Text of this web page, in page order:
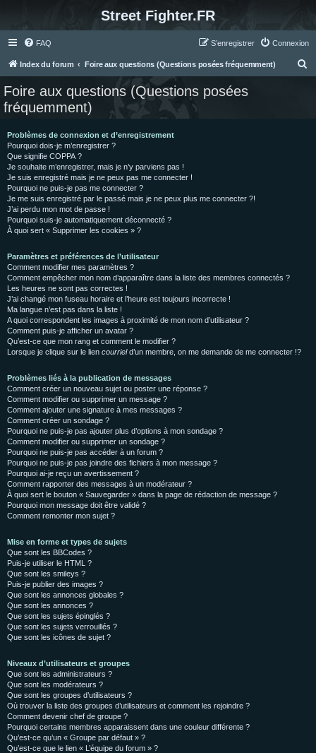
Street Fighter.FR
FAQ Connexion
S’enregistrer
Index du forum Foire aux questions (Questions posées fréquemment)
Foire aux questions (Questions posées
fréquemment)
Problèmes de connexion et d’enregistrement
Pourquoi dois-je m’enregistrer ?
Que signifie COPPA ?
Je souhaite m’enregistrer, mais je n’y parviens pas !
Je suis enregistré mais je ne peux pas me connecter !
Pourquoi ne puis-je pas me connecter ?
Je me suis enregistré par le passé mais je ne peux plus me connecter ?!
J’ai perdu mon mot de passe !
Pourquoi suis-je automatiquement déconnecté ?
À quoi sert « Supprimer les cookies » ?
Paramètres et préférences de l’utilisateur
Comment modifier mes paramètres ?
Comment empêcher mon nom d’apparaître dans la liste des membres connectés ?
Les heures ne sont pas correctes !
J’ai changé mon fuseau horaire et l’heure est toujours incorrecte !
Ma langue n’est pas dans la liste !
A quoi correspondent les images à proximité de mon nom d’utilisateur ?
Comment puis-je afficher un avatar ?
Qu’est-ce que mon rang et comment le modifier ?
Lorsque je clique sur le lien courrield’un membre, on me demande de me connecter !?
Problèmes liés à la publication de messages
Comment créer un nouveau sujet ou poster une réponse ?
Comment modifier ou supprimer un message ?
Comment ajouter une signature à mes messages ?
Comment créer un sondage ?
Pourquoi ne puis-je pas ajouter plus d’options à mon sondage ?
Comment modifier ou supprimer un sondage ?
Pourquoi ne puis-je pas accéder à un forum ?
Pourquoi ne puis-je pas joindre des fichiers à mon message ?
Pourquoi ai-je reçu un avertissement ?
Comment rapporter des messages à un modérateur ?
À quoi sert le bouton « Sauvegarder » dans la page de rédaction de message ?
Pourquoi mon message doit être validé ?
Comment remonter mon sujet ?
Mise en forme et types de sujets
Que sont les BBCodes ?
Puis-je utiliser le HTML ?
Que sont les smileys ?
Puis-je publier des images ?
Que sont les annonces globales ?
Que sont les annonces ?
Que sont les sujets épinglés ?
Que sont les sujets verrouillés ?
Que sont les icônes de sujet ?
Niveaux d’utilisateurs et groupes
Que sont les administrateurs ?
Que sont les modérateurs ?
Que sont les groupes d’utilisateurs ?
Où trouver la liste des groupes d’utilisateurs et comment les rejoindre ?
Comment devenir chef de groupe ?
Pourquoi certains membres apparaissent dans une couleur différente ?
Qu’est-ce qu’un « Groupe par défaut » ?
Qu’est-ce que le lien « L’équipe du forum » ?